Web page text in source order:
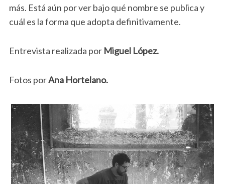
más. Está aún por ver bajo qué nombre se publica y
cuál es la forma que adopta definitivamente.
Entrevista realizada por Miguel López.
Fotos porAna Hortelano.